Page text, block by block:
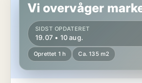
Vi overvåger
SIDST OPDATERET
19.07 • 10 aug.
Oprettet 1 h Ca. 135 m2